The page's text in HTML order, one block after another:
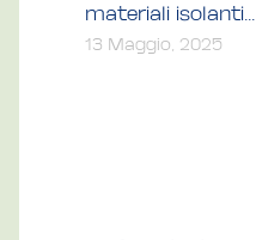
materiali isolanti...
13 Maggio, 2025